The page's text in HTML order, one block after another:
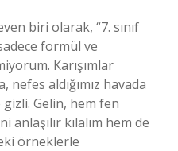
biri olarak, “7. sınıf
formül ve
Karışımlar
nefes aldığımız havada
Gelin, hem fen
anlaşılır kılalım hem de
örneklerle